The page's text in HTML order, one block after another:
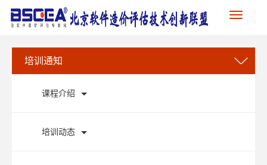
Toggle
navigation
培训通知
课程介绍
培训动态